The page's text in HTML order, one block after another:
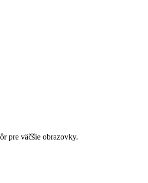
pre väčšie obrazovky.